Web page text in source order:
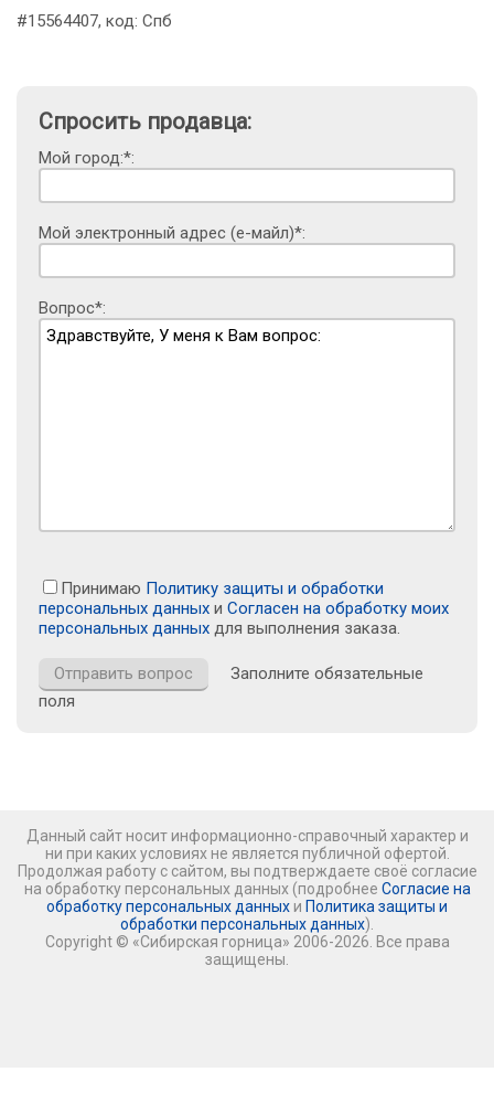
#15564407, код: Спб
Спросить продавца:
Мой город:*:
Мой электронный адрес (е-майл)*:
Вопрос*:
Принимаю Политику защиты и обработки
персональных данных и Согласен на обработку моих
персональных данных для выполнения заказа.
Заполните обязательные
поля
Данный сайт носит информационно-справочный характер и
ни при каких условиях не является публичной офертой.
Продолжая работу с сайтом, вы подтверждаете своё согласие
на обработку персональных данных (подробнее Согласие на
обработку персональных данных и Политика защиты и
обработки персональных данных).
Copyright © «Сибирская горница» 2006-2026. Все права
защищены.